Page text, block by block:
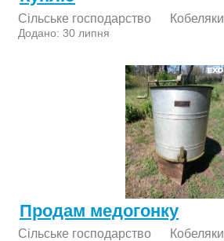
Сільське господарство Кобеляки
Додано: 30 липня
Продам медогонку
Сільське господарство Кобеляки